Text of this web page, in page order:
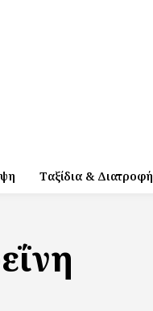
Ταξίδια & Διατροφή